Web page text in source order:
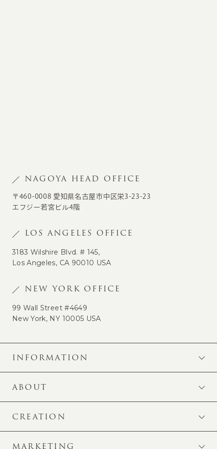
NAGOYA HEAD OFFICE
〒460-0008 愛知県名古屋市中区栄3-23-23
エフジー若宮ビル4階
LOS ANGELES OFFICE
3183 Wilshire Blvd. # 145,
Los Angeles, CA 90010 USA
NEW YORK OFFICE
99 Wall Street #4649
New York, NY 10005 USA
INFORMATION
ABOUT
CREATION
MARKETING